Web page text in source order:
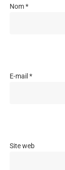
Nom*
E-mail *
Site web